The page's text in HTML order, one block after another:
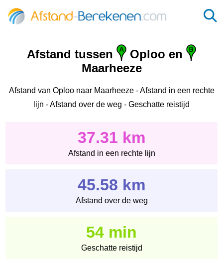
Afstand tussen
Oploo en
Maarheeze
Afstand van Oploo naar Maarheeze - Afstand in een rechte
lijn - Afstand over de weg - Geschatte reistijd
37.31 km
Afstand in een rechte lijn
45.58 km
Afstand over de weg
54 min
Geschatte reistijd